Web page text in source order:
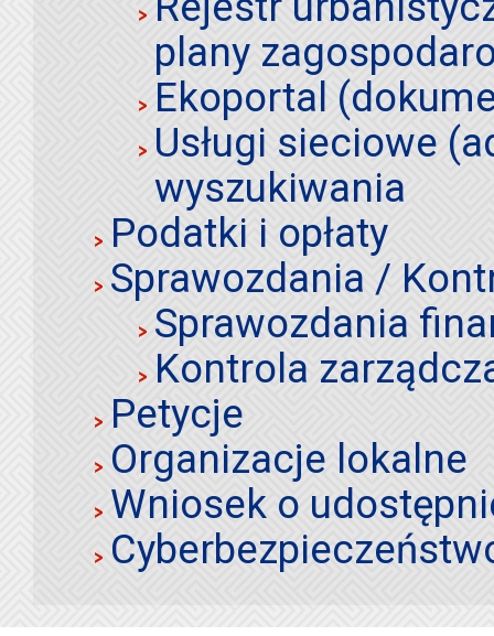
plany
Ekoportal
Usługi sieciowe
wyszukiwania
Podatki i opłaty
Sprawozdania /
Sprawozdania
Kontrola
Petycje
Organizacje lokalne
Wniosek o